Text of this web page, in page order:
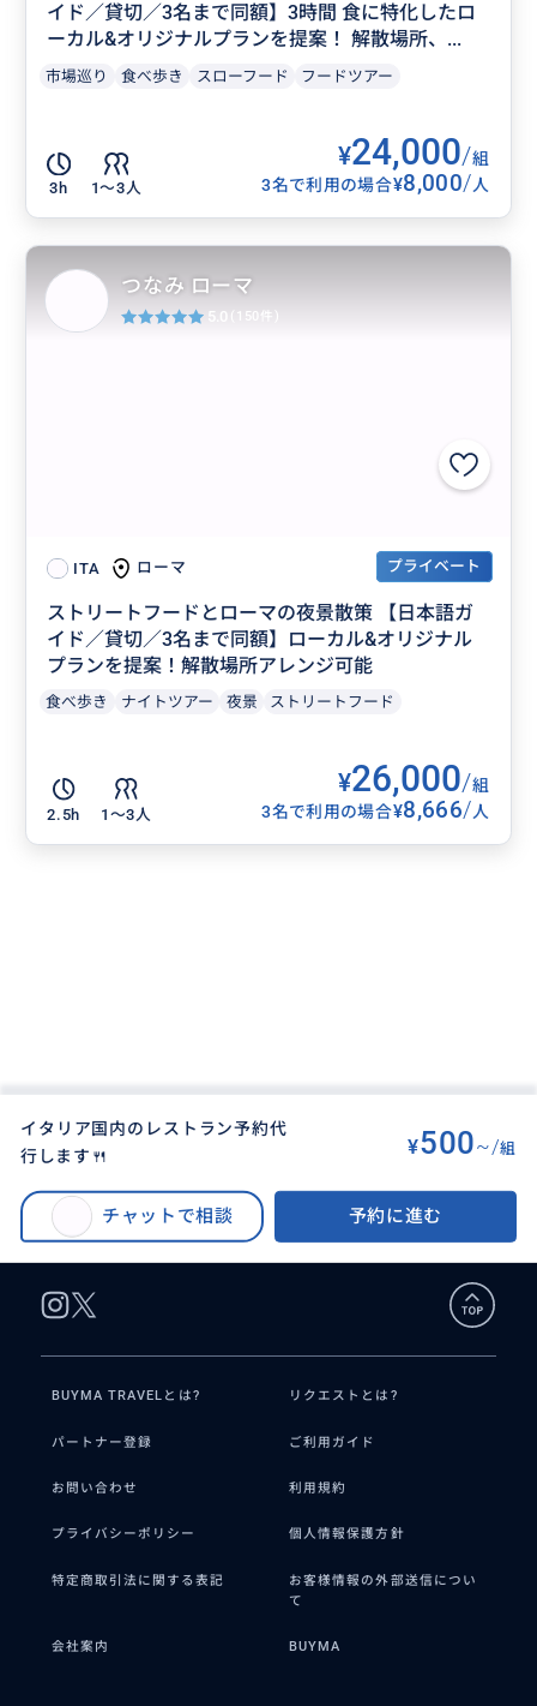
イド／貸切／3名まで同額】3時間 食に特化したロ
ーカル&オリジナルプランを提案！ 解散場所、...
市場巡り 食べ歩き スローフード フードツアー
3h 1〜3人
¥24,000/組
3名で利用の場合¥8,000/人
ITA ローマ プライベート
ストリートフードとローマの夜景散策 【日本語ガ
イド／貸切／3名まで同額】ローカル&オリジナル
プランを提案！解散場所アレンジ可能
食べ歩き ナイトツアー 夜景 ストリートフード
2.5h 1〜3人
¥26,000/組
3名で利用の場合¥8,666/人
つなみ ローマ
5.0 (150件)
イタリア国内のレストラン予約代
行します🍴
¥500~/組
チャットで相談 予約に進む
イタリア全国のレストラン予約代行します🍴
BUYMA TRAVELとは? リクエストとは?
パートナー登録 ご利用ガイド
お問い合わせ 利用規約
プライバシーポリシー 個人情報保護方針
特定商取引法に関する表記
お客様情報の外部送信につい
て
会社案内 BUYMA